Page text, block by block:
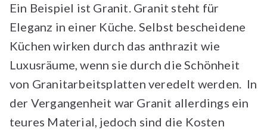
Ein Beispiel ist Granit. Granit steht für
Eleganz in einer Küche. Selbst bescheidene
Küchen wirken durch das anthrazit wie
Luxusräume, wenn sie durch die Schönheit
von Granitarbeitsplatten veredelt werden. In
der Vergangenheit war Granit allerdings ein
teures Material, jedoch sind die Kosten